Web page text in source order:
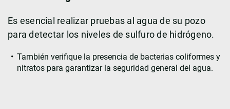
Es esencial realizar pruebas al agua de su pozo
para detectar los niveles de sulfuro de hidrógeno.
También verifique la presencia de bacterias coliformes y
nitratos para garantizar la seguridad general del agua.